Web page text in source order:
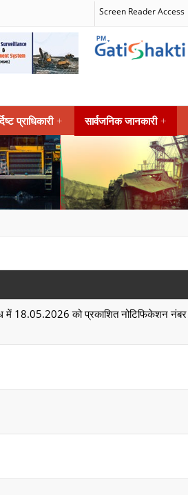
Screen Reader Access
प्राधिकारी + सार्वजनिक जानकारी +
18.05.2026 को प्रकाशित नोटिफिकेशन नंबर